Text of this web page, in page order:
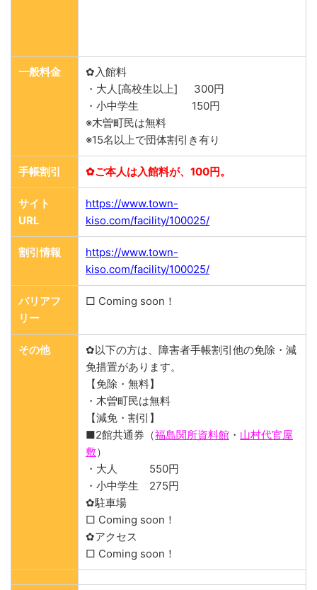
一般料金
✿入館料
・大人[高校生以上] 300円
・小中学生 150円
※木曽町民は無料
※15名以上で団体割引き有り
手帳割引 ✿ご本人は入館料が、100円。
サイト
URL
https://www.town-
kiso.com/facility/100025/
割引情報
https://www.town-
kiso.com/facility/100025/
バリアフ
リー
□ Coming soon！
その他
✿以下の方は、障害者手帳割引他の免除・減
免措置があります。
【免除・無料】
・木曽町民は無料
【減免・割引】
■2館共通券（福島関所資料館 ・ 山村代官屋
敷）
・大人 550円
・小中学生 275円
✿駐車場
□ Coming soon！
✿アクセス
□ Coming soon！